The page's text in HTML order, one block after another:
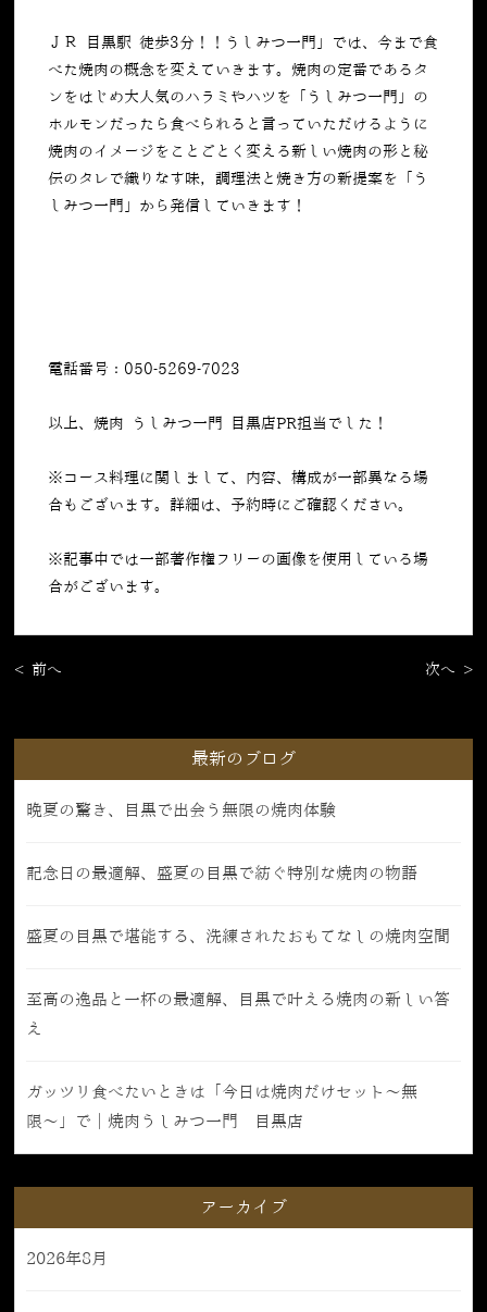
ＪＲ 目黒駅 徒歩3分！！うしみつ一門」では、今まで食
べた焼肉の概念を変えていきます。焼肉の定番であるタ
ンをはじめ大人気のハラミやハツを「うしみつ一門」の
ホルモンだったら食べられると言っていただけるように
焼肉のイメージをことごとく変える新しい焼肉の形と秘
伝のタレで織りなす味，調理法と焼き方の新提案を「う
しみつ一門」から発信していきます！
電話番号：050-5269-7023
以上、焼肉 うしみつ一門 目黒店PR担当でした！
※コース料理に関しまして、内容、構成が一部異なる場
合もございます。詳細は、予約時にご確認ください。
※記事中では一部著作権フリーの画像を使用している場
合がございます。
< 前へ 次へ >
最新のブログ
晩夏の驚き、目黒で出会う無限の焼肉体験
記念日の最適解、盛夏の目黒で紡ぐ特別な焼肉の物語
盛夏の目黒で堪能する、洗練されたおもてなしの焼肉空間
至高の逸品と一杯の最適解、目黒で叶える焼肉の新しい答
え
ガッツリ食べたいときは「今日は焼肉だけセット〜無
限〜」で｜焼肉うしみつ一門 目黒店
アーカイブ
2026年8月